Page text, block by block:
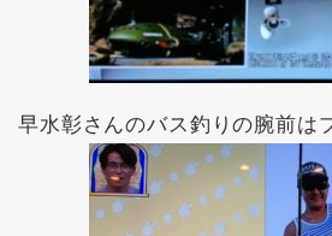
早水彰さんのバス釣りの腕前は